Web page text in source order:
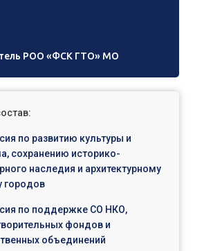
РОО «ФСК ГТО» МО
по развитию культуры и
сохранению историко-
наследия и архитектурному
городов
по поддержке СО НКО,
фондов и
объединений